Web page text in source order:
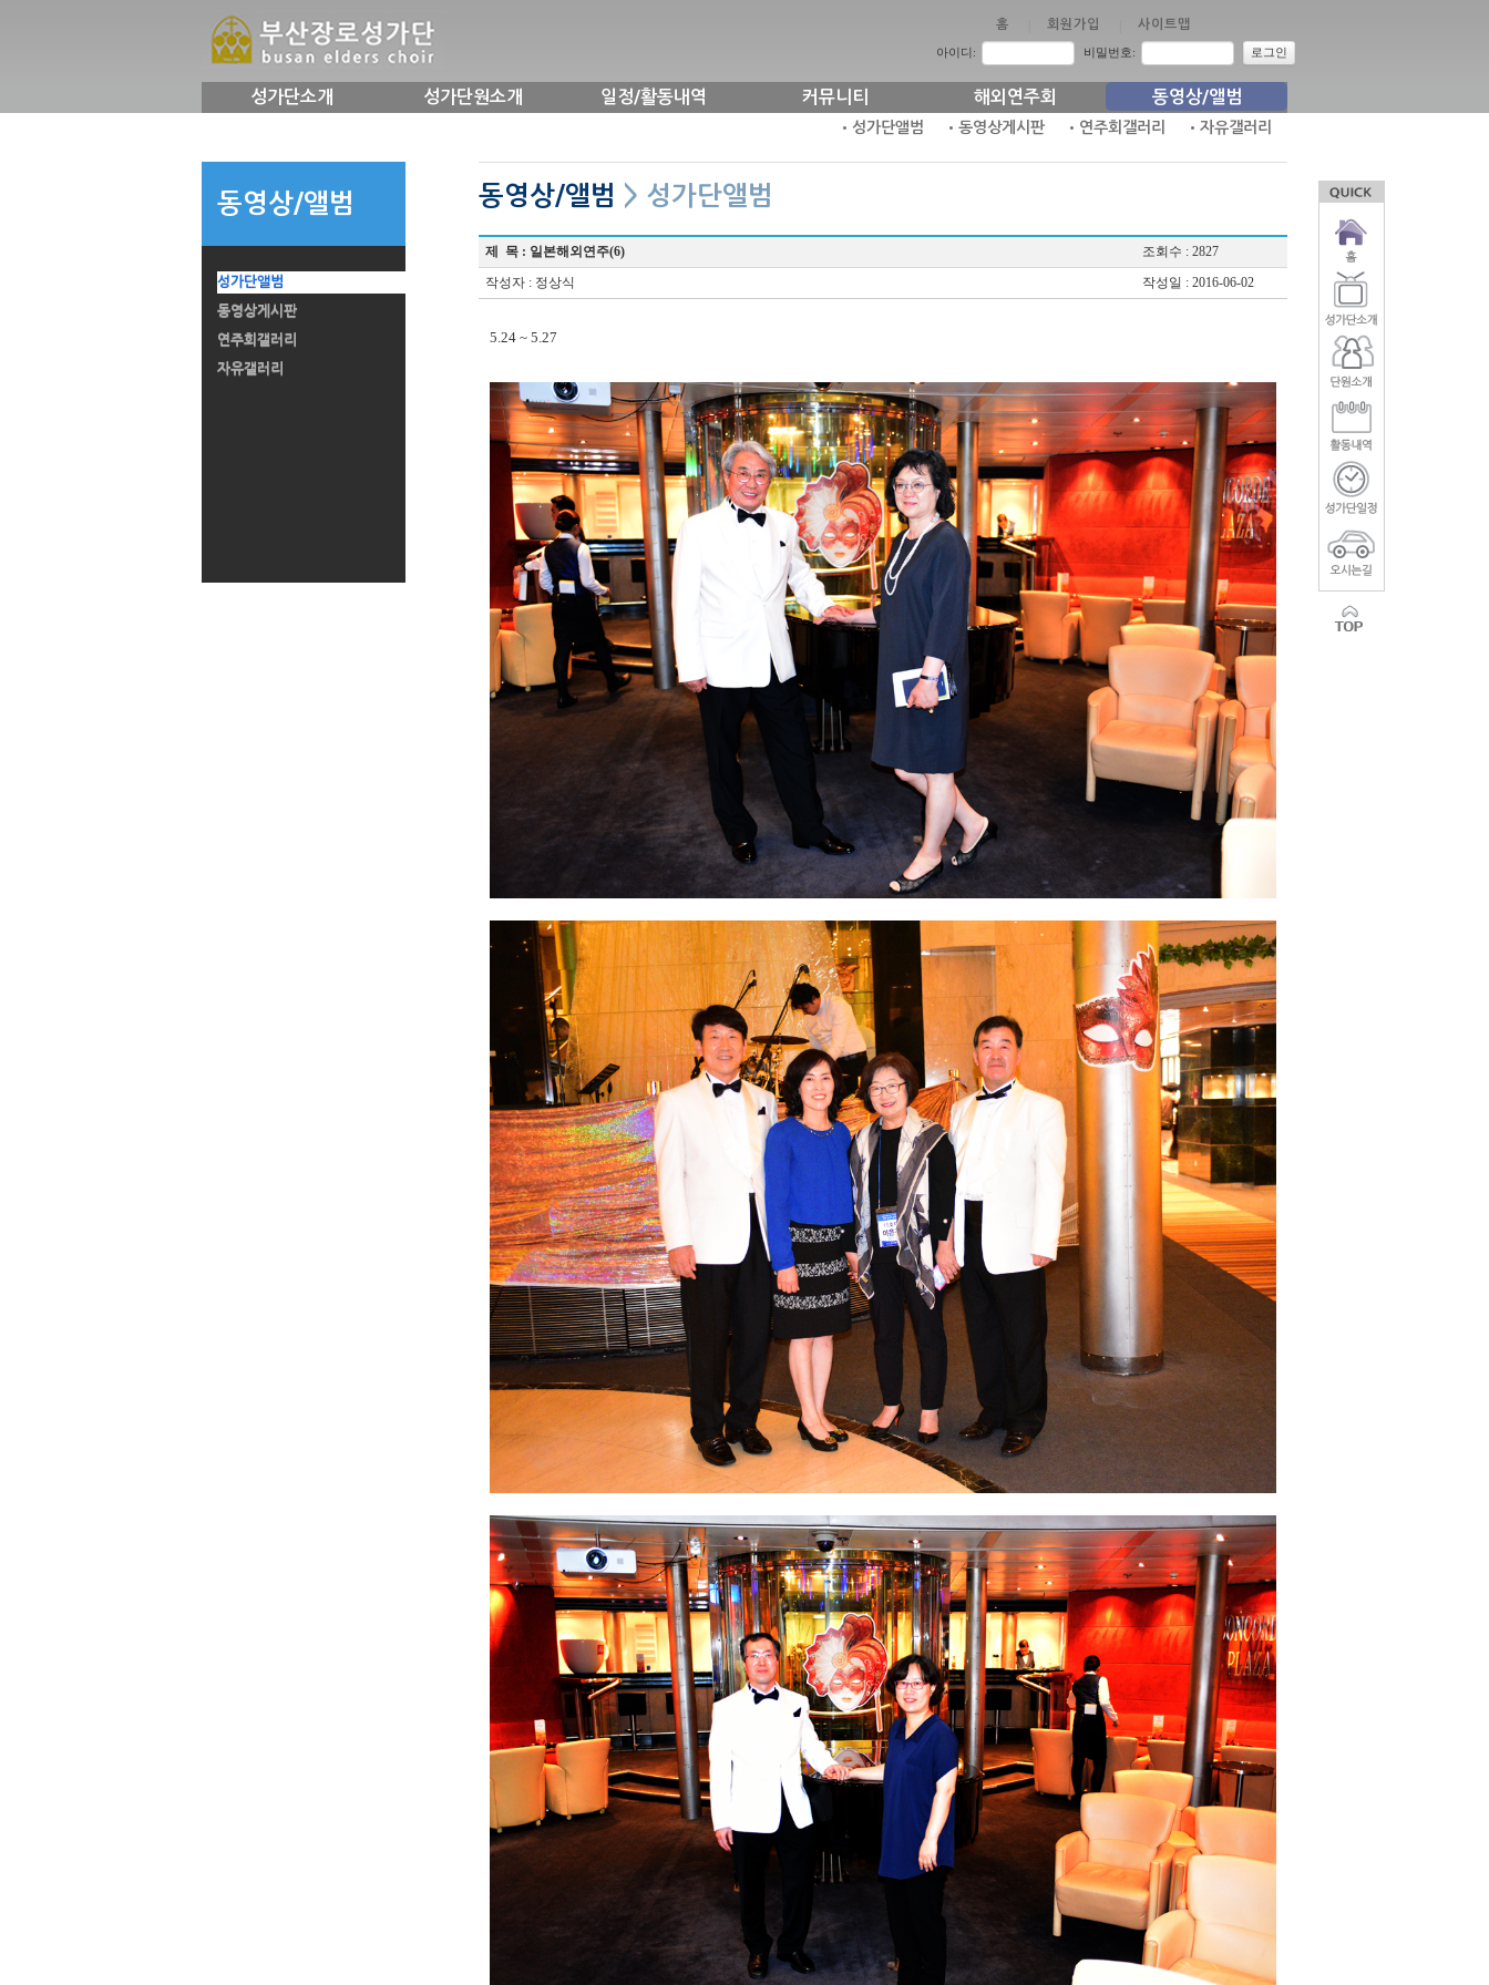
홈 회원가입 사이트맵
아이디: 비밀번호: 로그인
성가단소개 성가단원소개 일정/활동내역 커뮤니티 해외연주회 동영상/앨범
•성가단앨범 •동영상게시판 •연주회갤러리 •자유갤러리
동영상/앨범
성가단앨범
동영상게시판
연주회갤러리
자유갤러리
동영상/앨범 > 성가단앨범
제 목 : 일본해외연주(6)
조회수 : 2827
작성자 : 정상식
작성일 : 2016-06-02
5.24 ~ 5.27